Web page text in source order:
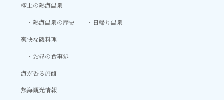
極上の熱海温泉
熱海温泉の歴史
日帰り温泉
豪快な磯料理
お昼の食事処
海が香る旅館
熱海観光情報